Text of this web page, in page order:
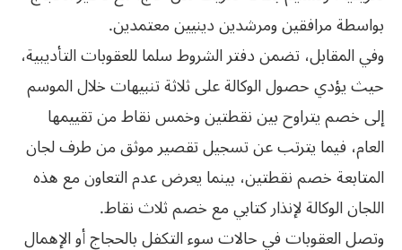
بواسطة مرافقين ومرشدين دينيين معتمدين.
وفي المقابل، تضمن دفتر الشروط سلما للعقوبات التأديبية،
حيث يؤدي حصول الوكالة على ثلاثة تنبيهات خلال الموسم
إلى خصم يتراوح بين نقطتين وخمس نقاط من تقييمها
العام، فيما يترتب عن تسجيل تقصير موثق من طرف لجان
المتابعة خصم نقطتين، بينما يعرض عدم التعاون مع هذه
اللجان الوكالة لإنذار كتابي مع خصم ثلاث نقاط.
وتصل العقوبات في حالات سوء التكفل بالحجاج أو الإهمال